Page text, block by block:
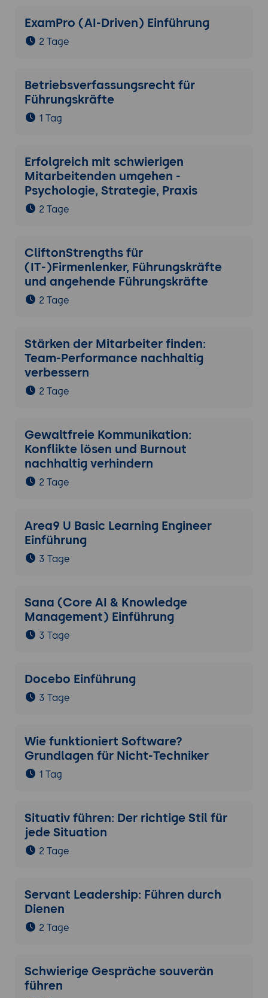
ExamPro (AI-Driven) Einführung
2 Tage
Betriebsverfassungsrecht für
Führungskräfte
1 Tag
Erfolgreich mit schwierigen
Mitarbeitenden umgehen -
Psychologie, Strategie, Praxis
2 Tage
CliftonStrengths für
(IT-)Firmenlenker, Führungskräfte
und angehende Führungskräfte
2 Tage
Stärken der Mitarbeiter finden:
Team-Performance nachhaltig
verbessern
2 Tage
Gewaltfreie Kommunikation:
Konflikte lösen und Burnout
nachhaltig verhindern
2 Tage
Area9 U Basic Learning Engineer
Einführung
3 Tage
Sana (Core AI & Knowledge
Management) Einführung
3 Tage
Docebo Einführung
3 Tage
Wie funktioniert Software?
Grundlagen für Nicht-Techniker
1 Tag
Situativ führen: Der richtige Stil für
jede Situation
2 Tage
Servant Leadership: Führen durch
Dienen
2 Tage
Schwierige Gespräche souverän
führen